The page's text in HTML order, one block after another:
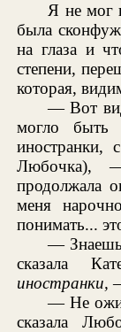
Я не мог
была
на глаза и
степени,
которая,
— Вот
могло быть
иностранки,
Любочка),
продолжала
меня
понимать...
—
сказала
иностранки,
— Не
сказала